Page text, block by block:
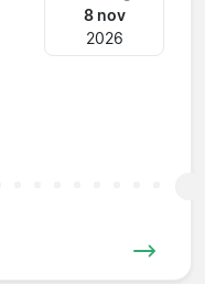
8 nov
2026